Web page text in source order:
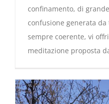
confinamento, di
confusione generata
sempre coerente, vi
meditazione proposta